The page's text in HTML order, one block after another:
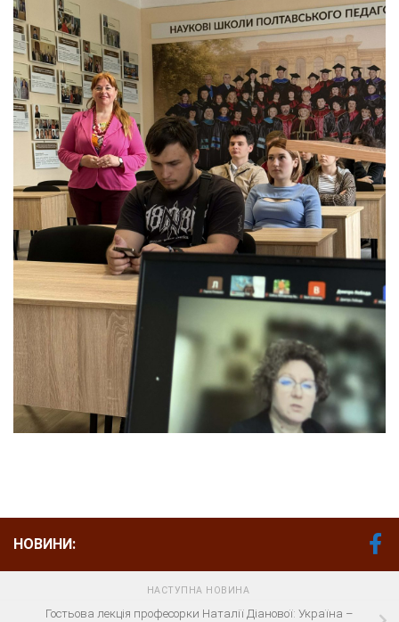
НОВИНИ:
НАСТУПНА НОВИНА
Гостьова лекція професорки Наталії Діанової: Україна –